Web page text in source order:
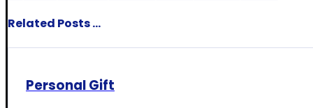
Related Posts ...
Personal Gift